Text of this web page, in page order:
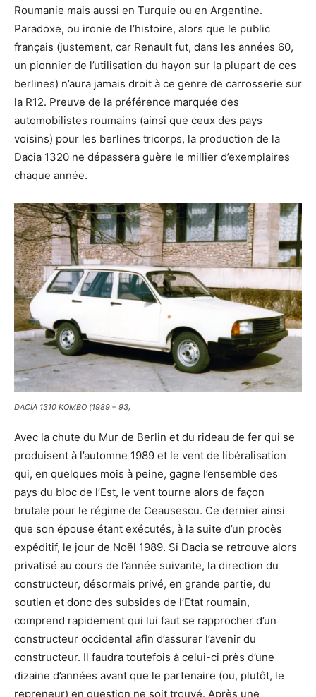
Roumanie mais aussi en Turquie ou en Argentine.
Paradoxe, ou ironie de l’histoire, alors que le public
français (justement, car Renault fut, dans les années 60,
un pionnier de l’utilisation du hayon sur la plupart de ces
berlines) n’aura jamais droit à ce genre de carrosserie sur
la R12. Preuve de la préférence marquée des
automobilistes roumains (ainsi que ceux des pays
voisins) pour les berlines tricorps, la production de la
Dacia 1320 ne dépassera guère le millier d’exemplaires
chaque année.
DACIA 1310 KOMBO (1989 – 93)
Avec la chute du Mur de Berlin et du rideau de fer qui se
produisent à l’automne 1989 et le vent de libéralisation
qui, en quelques mois à peine, gagne l’ensemble des
pays du bloc de l’Est, le vent tourne alors de façon
brutale pour le régime de Ceausescu. Ce dernier ainsi
que son épouse étant exécutés, à la suite d’un procès
expéditif, le jour de Noël 1989. Si Dacia se retrouve alors
privatisé au cours de l’année suivante, la direction du
constructeur, désormais privé, en grande partie, du
soutien et donc des subsides de l’Etat roumain,
comprend rapidement qui lui faut se rapprocher d’un
constructeur occidental afin d’assurer l’avenir du
constructeur. Il faudra toutefois à celui-ci près d’une
dizaine d’années avant que le partenaire (ou, plutôt, le
repreneur) en question ne soit trouvé. Après une